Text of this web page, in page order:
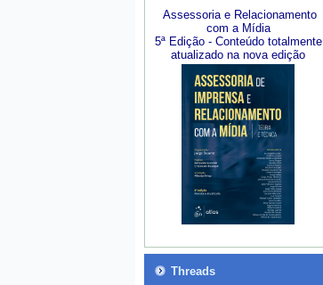
Assessoria e Relacionamento
com a Mídia
5ª Edição - Conteúdo totalmente
atualizado na nova edição
Threads